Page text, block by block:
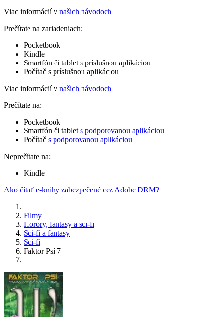
Viac informácií v našich návodoch
Prečítate na zariadeniach:
Pocketbook
Kindle
Smartfón či tablet s príslušnou aplikáciou
Počítač s príslušnou aplikáciou
Viac informácií v našich návodoch
Prečítate na:
Pocketbook
Smartfón či tablet s podporovanou aplikáciou
Počítač s podporovanou aplikáciou
Neprečítate na:
Kindle
Ako čítať e-knihy zabezpečené cez Adobe DRM?
Filmy
Horory, fantasy a sci-fi
Sci-fi a fantasy
Sci-fi
Faktor Psí 7